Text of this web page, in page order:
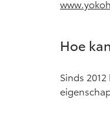
Hoe
Sinds